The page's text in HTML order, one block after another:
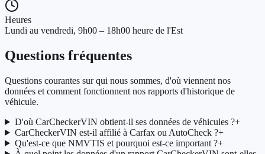
Heures
Lundi au vendredi, 9h00 – 18h00 heure de l'Est
Questions fréquentes
Questions courantes sur qui nous sommes, d'où viennent nos
données et comment fonctionnent nos rapports d'historique de
véhicule.
D'où CarCheckerVIN obtient-il ses données de véhicules ?+
CarCheckerVIN est-il affilié à Carfax ou AutoCheck ?+
Qu'est-ce que NMVTIS et pourquoi est-ce important ?+